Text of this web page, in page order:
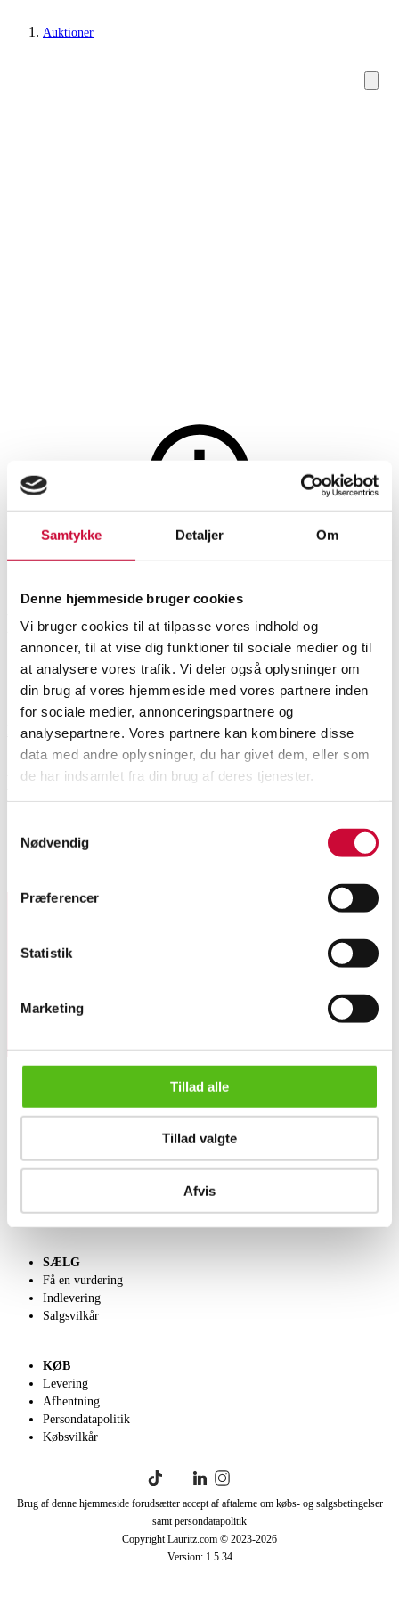
Samtykke Detaljer Om
Denne hjemmeside bruger cookies
Vi bruger cookies til at tilpasse vores indhold og
annoncer, til at vise dig funktioner til sociale medier og til
at analysere vores trafik. Vi deler også oplysninger om
din brug af vores hjemmeside med vores partnere inden
for sociale medier, annonceringspartnere og
analysepartnere. Vores partnere kan kombinere disse
data med andre oplysninger, du har givet dem, eller som
de har indsamlet fra din brug af deres tjenester.
Nødvendig
Præferencer
Statistik
Marketing
Tillad alle
Tillad valgte
Afvis
Auktioner
1 Kilo Sølvbarre 9990, Johnson Matthey London JM80011A
Auktionen er afsluttet
1 Kilo Sølvbarre 9990, Johnson
Matthey London JM80011A
SHOWROOM
Roskilde
VURDERING
DKK 21.000
VARENUMMER
6585214
Beskrivelse
Tilmeld dig vores nyhedsbrev og modtag nyheder samt
Kontakt os
English frontpage
SÆLG
Få en vurdering
Indlevering
Salgsvilkår
KØB
Levering
Afhentning
Persondatapolitik
Købsvilkår
Brug af denne hjemmeside forudsætter accept af aftalerne om købs- og salgsbetingelser
samt persondatapolitik
Copyright Lauritz.com © 2023-2026
Version: 1.5.34